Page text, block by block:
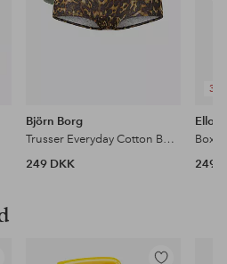
Björn Borg
Trusser Everyday Cotton Boxer Shorts 2-pak
249 DKK
3
Ellos
249